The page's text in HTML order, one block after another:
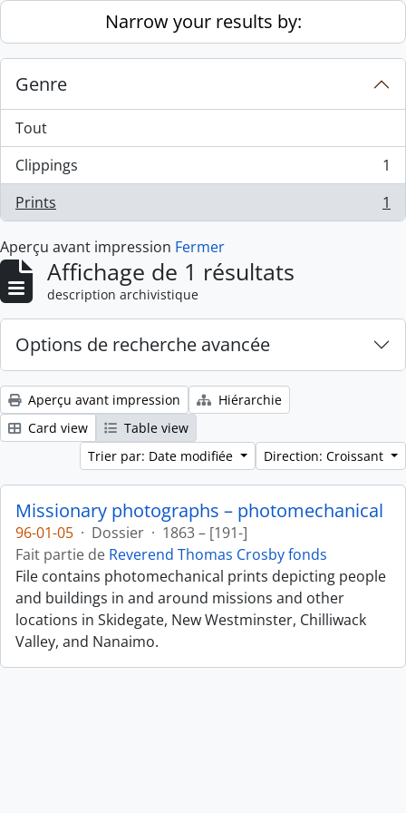
Skip to main contentNarrow your results by:
Genre
Tout
Clippings
, 1 résultats
1
Prints
, 1 résultats 1
Aperçu avant impression Fermer
Affichage de 1 résultats
description archivistique
Options de recherche avancée
Aperçu avant impression
Hiérarchie
Card view
Table view
Trier par: Date modifiée
Direction: Croissant
Missionary photographs – photomechanical
96-01-05 · Dossier · 1863 – [191-]
Fait partie de Reverend Thomas Crosby fonds
File contains photomechanical prints depicting people
and buildings in and around missions and other
locations in Skidegate, New Westminster, Chilliwack
Valley, and Nanaimo.